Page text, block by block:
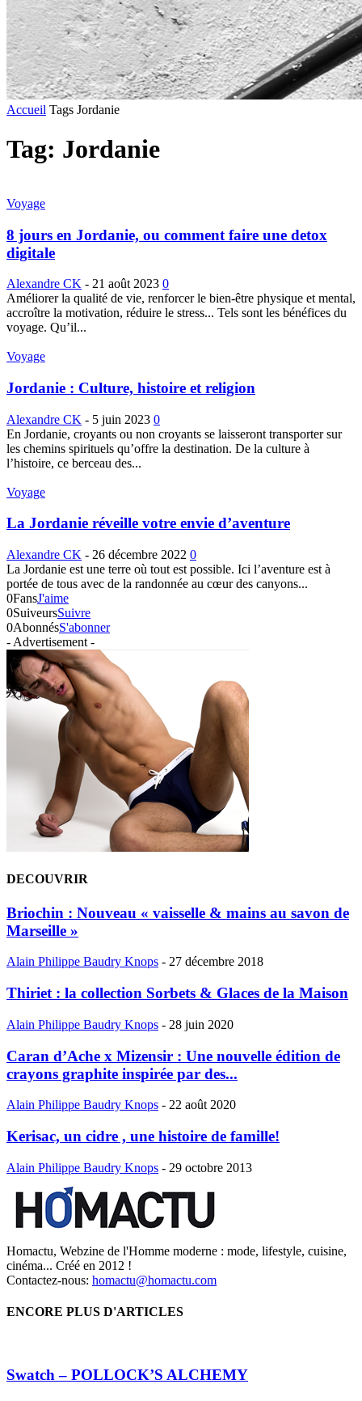
Accueil Tags Jordanie
Tag: Jordanie
Voyage
8 jours en Jordanie, ou comment faire une detox
digitale
Alexandre CK - 21 août 2023 0
Améliorer la qualité de vie, renforcer le bien-être physique et mental,
accroître la motivation, réduire le stress... Tels sont les bénéfices du
voyage. Qu’il...
Voyage
Jordanie : Culture, histoire et religion
Alexandre CK - 5 juin 2023 0
En Jordanie, croyants ou non croyants se laisseront transporter sur
les chemins spirituels qu’offre la destination. De la culture à
l’histoire, ce berceau des...
Voyage
La Jordanie réveille votre envie d’aventure
Alexandre CK - 26 décembre 2022 0
La Jordanie est une terre où tout est possible. Ici l’aventure est à
portée de tous avec de la randonnée au cœur des canyons...
0FansJ'aime
0SuiveursSuivre
0AbonnésS'abonner
- Advertisement -
DECOUVRIR
Briochin : Nouveau « vaisselle & mains au savon de
Marseille »
Alain Philippe Baudry Knops - 27 décembre 2018
Thiriet : la collection Sorbets & Glaces de la Maison
Alain Philippe Baudry Knops - 28 juin 2020
Caran d’Ache x Mizensir : Une nouvelle édition de
crayons graphite inspirée par des...
Alain Philippe Baudry Knops - 22 août 2020
Kerisac, un cidre , une histoire de famille!
Alain Philippe Baudry Knops - 29 octobre 2013
Homactu, Webzine de l'Homme moderne : mode, lifestyle, cuisine,
cinéma... Créé en 2012 !
Contactez-nous: homactu@homactu.com
ENCORE PLUS D'ARTICLES
Swatch – POLLOCK’S ALCHEMY